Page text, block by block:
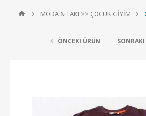
MODA & TAKI >> ÇOCUK GİYİM
ÖNCEKI ÜRÜN